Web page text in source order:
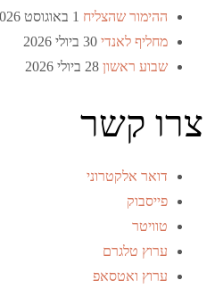
ההימור שהצליח 1 באוגוסט 2026
מחליף לאנדי 30 ביולי 2026
שבוע ראשון 28 ביולי 2026
צרו קשר
דואר אלקטרוני
פייסבוק
טוויטר
ערוץ טלגרם
ערוץ ואטסאפ